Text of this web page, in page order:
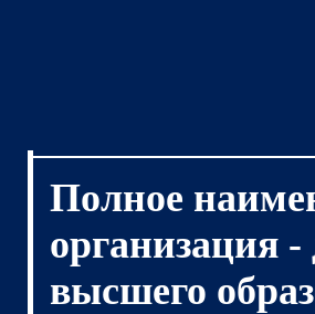
Полное
организация -
высшего